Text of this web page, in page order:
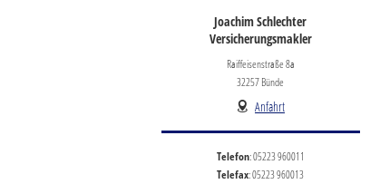
Joachim Schlechter
Versicherungsmakler
Raiffeisenstraße 8a
32257 Bünde
Anfahrt
Telefon: 05223 960011
Telefax: 05223 960013